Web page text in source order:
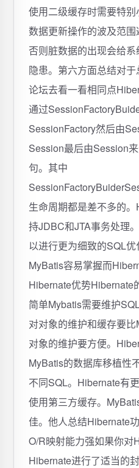
使用二级缓存时需要特
数据更新操作的波及范围
否则脏数据的出现会给
隐患。第六方面总结对
论坛去看一看相同点
通过
SessionFactory然后由
Session最后由Session
句。其中
生命周期都是差不多的
持JDBC和JTA事务处理
以进行更为细致的SQL优
MyBatis容易掌握而
Hibernate优势Hibernate
简单Mybatis需要维护
对对象的维护和缓存要
对象的维护要方便。
MyBatis的数据库移植性
不同SQL。Hibernate有
使用第三方缓存。
佳。他人总结Hibernate
O/R映射能力强如果你对
Hibernate进行了适当的